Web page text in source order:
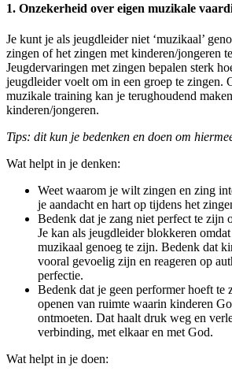
1. Onzekerheid over eigen muzikale
Je kunt je als jeugdleider niet ‘muzikaal’
zingen of het zingen met kinderen/jongeren
Jeugdervaringen met zingen bepalen sterk
jeugdleider voelt om in een groep te zingen.
muzikale training kan je terughoudend
kinderen/jongeren.
Tips: dit kun je bedenken en doen om
Wat helpt in je denken:
Weet waarom je wilt zingen en zing
je aandacht en hart op tijdens het
Bedenk dat je zang niet perfect te zijn
Je kan als jeugdleider blokkeren
muzikaal genoeg te zijn. Bedenk dat
vooral gevoelig zijn en reageren op
perfectie.
Bedenk dat je geen performer hoeft te
openen van ruimte waarin kinderen
ontmoeten. Dat haalt druk weg en
verbinding, met elkaar en met God.
Wat helpt in je doen: